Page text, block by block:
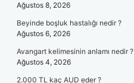
Ağustos 8, 2026
Beyinde boşluk hastalığı nedir ?
Ağustos 6, 2026
Avangart kelimesinin anlamı nedir ?
Ağustos 4, 2026
2.000 TL kaç AUD eder ?